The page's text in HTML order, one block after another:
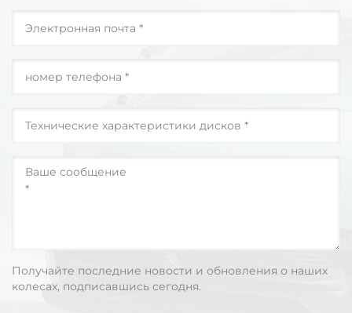
Получайте последние новости и обновления о наших
колесах, подписавшись сегодня.